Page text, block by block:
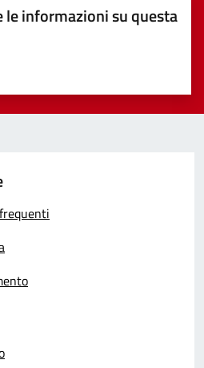
le informazioni su questa
su 5
su 5
5